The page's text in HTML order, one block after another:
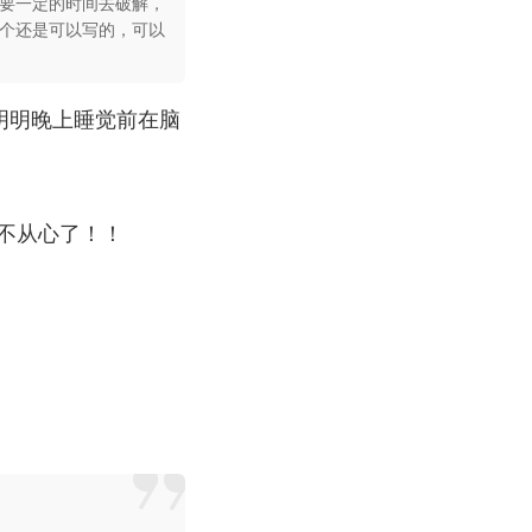
还是可以写的，可以
明晚上睡觉前在脑
从心了！！